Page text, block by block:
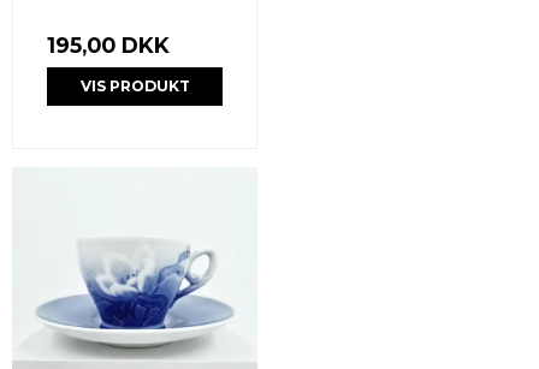
195,00 DKK
VIS PRODUKT